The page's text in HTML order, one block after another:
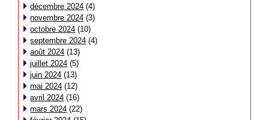
décembre 2024 (4)
novembre 2024 (3)
octobre 2024 (10)
septembre 2024 (4)
août 2024 (13)
juillet 2024 (5)
juin 2024 (13)
mai 2024 (12)
avril 2024 (16)
mars 2024 (22)